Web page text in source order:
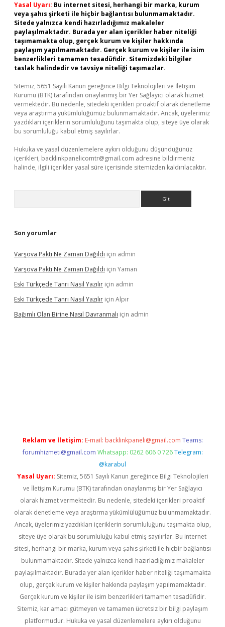
Yasal Uyarı: Bu internet sitesi, herhangi bir marka, kurum
veya şahıs şirketi ile hiçbir bağlantısı bulunmamaktadır.
Sitede yalnızca kendi hazırladığımız makaleler
paylaşılmaktadır. Burada yer alan içerikler haber niteliği
taşımamakta olup, gerçek kurum ve kişiler hakkında
paylaşım yapılmamaktadır. Gerçek kurum ve kişiler ile isim
benzerlikleri tamamen tesadüfidir. Sitemizdeki bilgiler
taslak halindedir ve tavsiye niteliği taşımazlar.
Sitemiz, 5651 Sayılı Kanun gereğince Bilgi Teknolojileri ve İletişim
Kurumu (BTK) tarafından onaylanmış bir Yer Sağlayıcı olarak hizmet
vermektedir. Bu nedenle, sitedeki içerikleri proaktif olarak denetleme
veya araştırma yükümlülüğümüz bulunmamaktadır. Ancak, üyelerimiz
yazdıkları içeriklerin sorumluluğunu taşımakta olup, siteye üye olarak
bu sorumluluğu kabul etmiş sayılırlar.
Hukuka ve yasal düzenlemelere aykırı olduğunu düşündüğünüz
içerikleri, backlinkpanelicomtr@gmail.com adresine bildirmeniz
halinde, ilgili içerikler yasal süre içerisinde sitemizden kaldırılacaktır.
Son yorumlar
Varşova Paktı Ne Zaman Dağıldı için admin
Varşova Paktı Ne Zaman Dağıldı için Yaman
Eski Türkçede Tanrı Nasıl Yazılır için admin
Eski Türkçede Tanrı Nasıl Yazılır için Alpır
Bağımlı Olan Birine Nasıl Davranmalı için admin
Reklam ve İletişim: E-mail: backlinkpaneli@gmail.com Teams:
forumhizmeti@gmail.com Whatsapp: 0262 606 0 726 Telegram:
@karabul
Yasal Uyarı: Sitemiz, 5651 Sayılı Kanun gereğince Bilgi Teknolojileri
ve İletişim Kurumu (BTK) tarafından onaylanmış bir Yer Sağlayıcı
olarak hizmet vermektedir. Bu nedenle, sitedeki içerikleri proaktif
olarak denetleme veya araştırma yükümlülüğümüz bulunmamaktadır.
Ancak, üyelerimiz yazdıkları içeriklerin sorumluluğunu taşımakta olup,
siteye üye olarak bu sorumluluğu kabul etmiş sayılırlar. Bu internet
sitesi, herhangi bir marka, kurum veya şahıs şirketi ile hiçbir bağlantısı
bulunmamaktadır. Sitede yalnızca kendi hazırladığımız makaleler
paylaşılmaktadır. Burada yer alan içerikler haber niteliği taşımamakta
olup, gerçek kurum ve kişiler hakkında paylaşım yapılmamaktadır.
Gerçek kurum ve kişiler ile isim benzerlikleri tamamen tesadüfidir.
Sitemiz, kar amacı gütmeyen ve tamamen ücretsiz bir bilgi paylaşım
platformudur. Hukuka ve yasal düzenlemelere aykırı olduğunu